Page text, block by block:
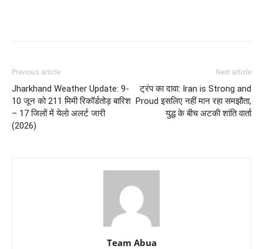
Previous article
Jharkhand Weather Update: 9-
10 जून को 211 मिमी रिकॉर्डतोड़ बारिश
– 17 जिलों में येलो अलर्ट जारी
(2026)
Next article
ट्रंप का दावा: Iran is Strong and
Proud इसलिए नहीं मान रहा समझौता,
युद्ध के बीच अटकी शांति वार्ता
Team Abua